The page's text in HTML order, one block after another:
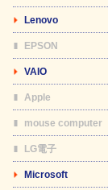
Lenovo
EPSON
VAIO
Apple
mouse computer
LG電子
Microsoft